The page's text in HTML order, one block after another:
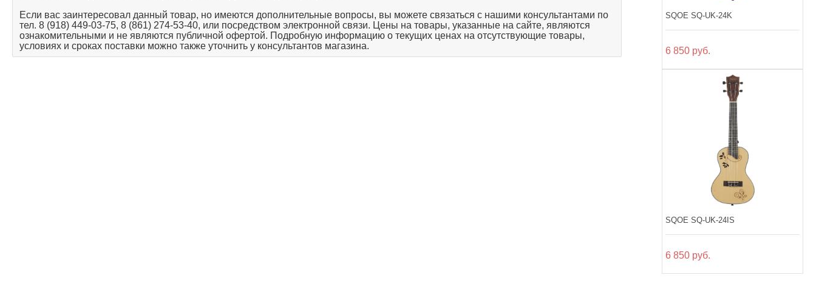
SQOE SQ-UK-24K
6 850 руб.
SQOE SQ-UK-24IS
6 850 руб.
Если вас заинтересовал данный товар, но имеются дополнительные вопросы, вы можете связаться с нашими консультантами по
тел. 8 (918) 449-03-75, 8 (861) 274-53-40, или посредством электронной связи. Цены на товары, указанные на сайте, являются
ознакомительными и не являются публичной офертой. Подробную информацию о текущих ценах на отсутствующие товары,
условиях и сроках поставки можно также уточнить у консультантов магазина.